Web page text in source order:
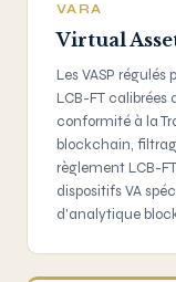
VARA
Virtual
Les VASP
LCB-FT
conformité à la
blockchain,
règlement LCB-
dispositifs VA
d'analytique